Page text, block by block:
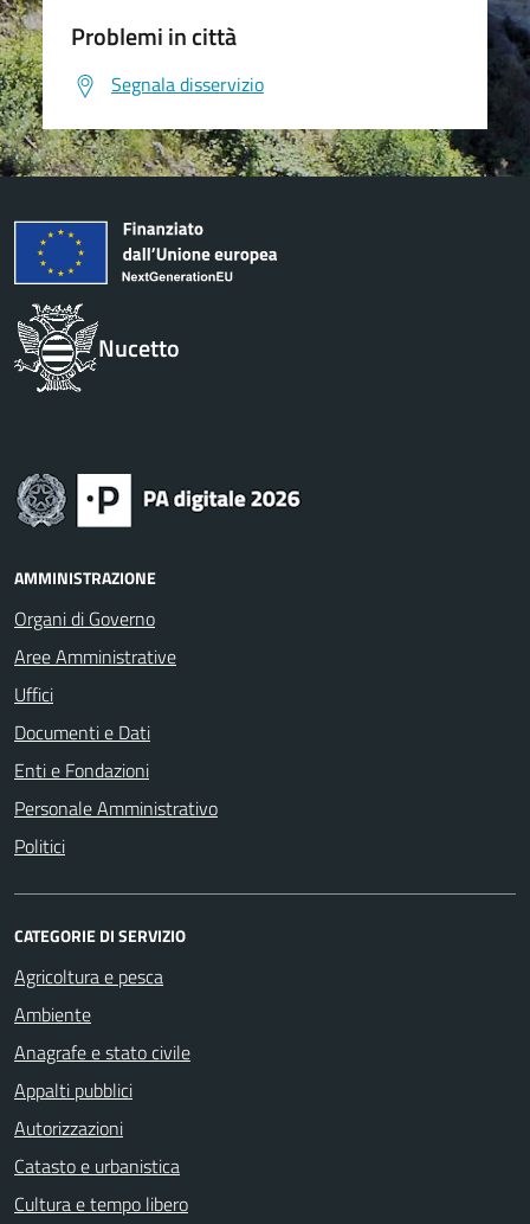
Problemi in città
Segnala disservizio
Nucetto
AMMINISTRAZIONE
Organi di Governo
Aree Amministrative
Uffici
Documenti e Dati
Enti e Fondazioni
Personale Amministrativo
Politici
CATEGORIE DI SERVIZIO
Agricoltura e pesca
Ambiente
Anagrafe e stato civile
Appalti pubblici
Autorizzazioni
Catasto e urbanistica
Cultura e tempo libero